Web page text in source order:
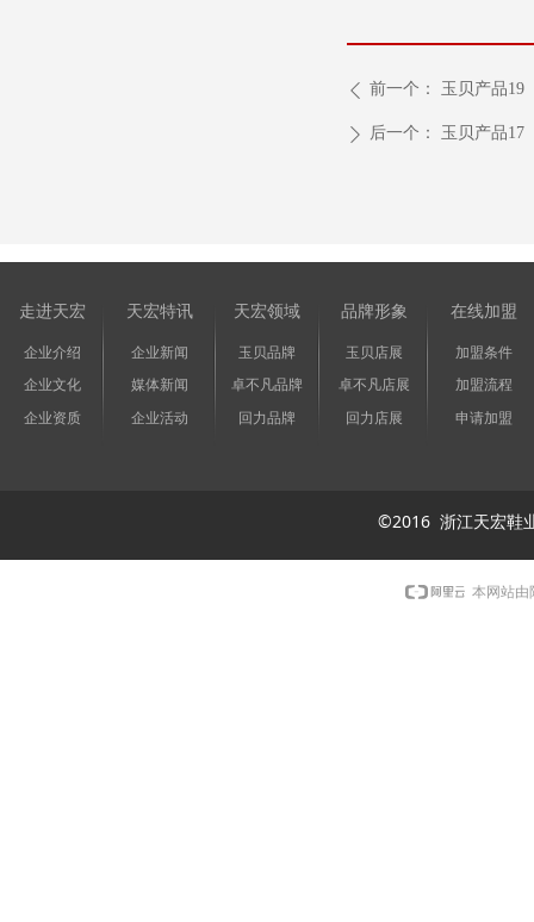
ꄴ 前一个： 玉贝产品19
ꄲ 后一个： 玉贝产品17
走进天宏 天宏特讯 天宏领域 品牌形象 在线加盟
企业介绍
企业文化
企业资质
企业新闻
媒体新闻
企业活动
玉贝品牌
卓不凡品牌
回力品牌
玉贝店展
卓不凡店展
回力店展
加盟条件
加盟流程
申请加盟
©2016 浙江天宏
本网站由